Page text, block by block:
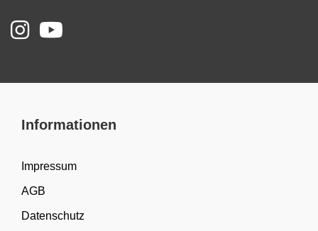
Informationen
Impressum
AGB
Datenschutz